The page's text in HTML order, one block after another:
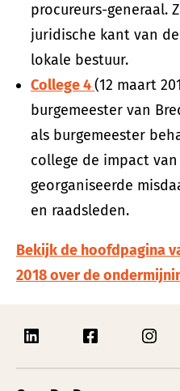
procureurs-generaal.
juridische kant van
lokale bestuur.
College 4(12 maart
burgemeester van
als burgemeester
college de impact
georganiseerde
en raadsleden.
Bekijk de hoofdpagina
2018 over de